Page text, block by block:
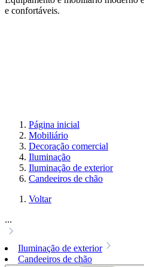
e confortáveis.
Página inicial
Mobiliário
Decoração comercial
Iluminação
Iluminação de exterior
Candeeiros de chão
Voltar
...
Iluminação de exterior
Candeeiros de chão